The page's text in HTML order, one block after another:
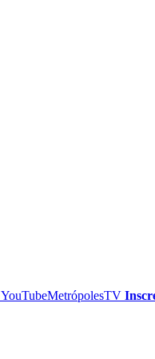
YouTubeMetrópolesTV